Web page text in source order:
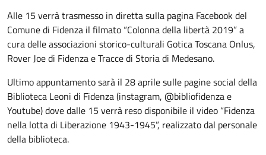
Alle 15 verrà trasmesso in diretta sulla pagina Facebook del
Comune di Fidenza il filmato “Colonna della libertà 2019” a
cura delle associazioni storico-culturali Gotica Toscana Onlus,
Rover Joe di Fidenza e Tracce di Storia di Medesano.
Ultimo appuntamento sarà il 28 aprile sulle pagine social della
Biblioteca Leoni di Fidenza (instagram, @bibliofidenza e
Youtube) dove dalle 15 verrà reso disponibile il video “Fidenza
nella lotta di Liberazione 1943-1945”, realizzato dal personale
della biblioteca.